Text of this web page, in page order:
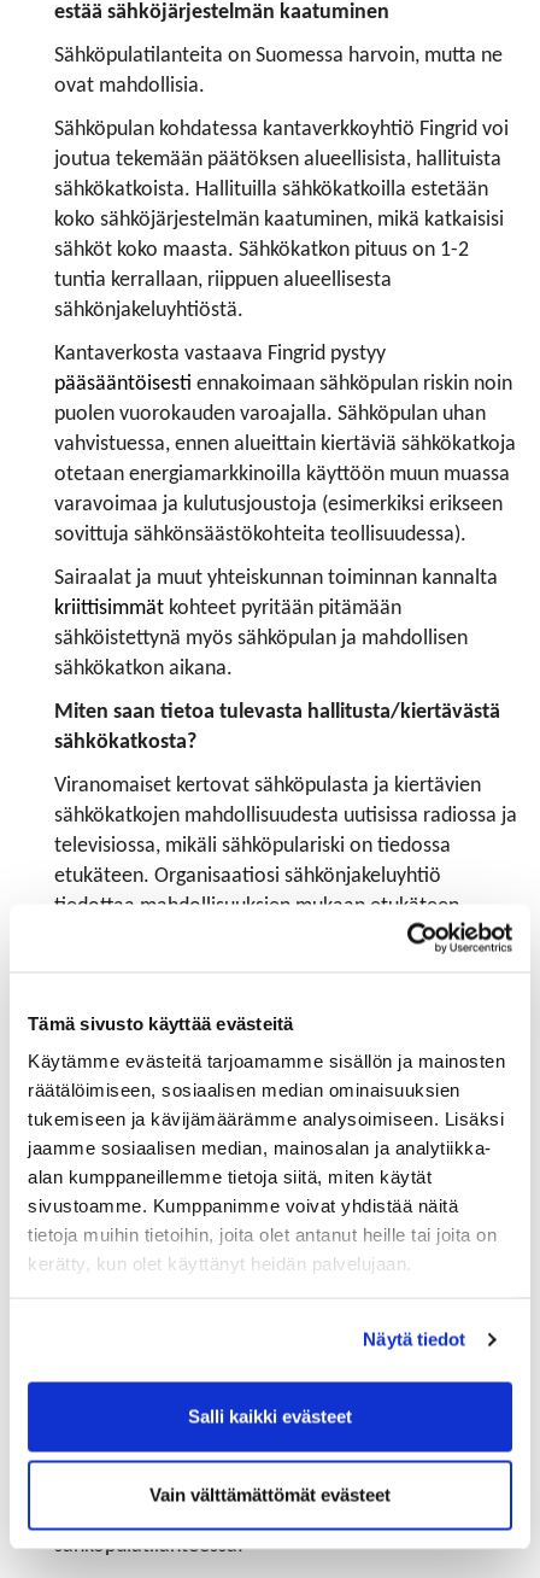
Tämä sivusto käyttää evästeitä
Käytämme evästeitä tarjoamamme sisällön ja mainosten
räätälöimiseen, sosiaalisen median ominaisuuksien
tukemiseen ja kävijämäärämme analysoimiseen. Lisäksi
jaamme sosiaalisen median, mainosalan ja analytiikka-
alan kumppaneillemme tietoja siitä, miten käytät
sivustoamme. Kumppanimme voivat yhdistää näitä
tietoja muihin tietoihin, joita olet antanut heille tai joita on
kerätty, kun olet käyttänyt heidän palvelujaan.
Näytä tiedot
Salli kaikki evästeet
Vain välttämättömät evästeet
estää sähköjärjestelmän kaatuminen
Sähköpulatilanteita on Suomessa harvoin, mutta ne
ovat mahdollisia.
Sähköpulan kohdatessa kantaverkkoyhtiö Fingrid voi
joutua tekemään päätöksen alueellisista, hallituista
sähkökatkoista. Hallituilla sähkökatkoilla estetään
koko sähköjärjestelmän kaatuminen, mikä katkaisisi
sähköt koko maasta. Sähkökatkon pituus on 1-2
tuntia kerrallaan, riippuen alueellisesta
sähkönjakeluyhtiöstä.
Kantaverkosta vastaava Fingrid pystyy
pääsääntöisesti ennakoimaan sähköpulan riskin noin
puolen vuorokauden varoajalla. Sähköpulan uhan
vahvistuessa, ennen alueittain kiertäviä sähkökatkoja
otetaan energiamarkkinoilla käyttöön muun muassa
varavoimaa ja kulutusjoustoja (esimerkiksi erikseen
sovittuja sähkönsäästökohteita teollisuudessa).
Sairaalat ja muut yhteiskunnan toiminnan kannalta
kriittisimmät kohteet pyritään pitämään
sähköistettynä myös sähköpulan ja mahdollisen
sähkökatkon aikana.
Miten saan tietoa tulevasta hallitusta/kiertävästä
sähkökatkosta?
Viranomaiset kertovat sähköpulasta ja kiertävien
sähkökatkojen mahdollisuudesta uutisissa radiossa ja
televisiossa, mikäli sähköpulariski on tiedossa
etukäteen. Organisaatiosi sähkönjakeluyhtiö
tiedottaa mahdollisuuksien mukaan etukäteen
yhtiökohtaisestieri
sovelluksen kautta.
Muistathan päivittää organisaatiosi yhteystiedot
sähköverkkoyhtiöllesi ajantasaisen tiedon
saamiseksi. Tiedon saajia on hyvä olla useampia.
Mahdollisen sähköpulatilanteen todennäköisyydestä
ja syntymisestä tulee tietoa myös esimerkiksi
Fingridin Tuntihinta-sovellukseen, jonka voit ladata
täältä:
Sähkökatkoihin varautuminen on yritysten omalla
sähköpulatilanteessa: